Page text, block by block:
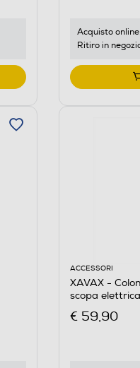
Acquisto online:
Ritiro in
ACCESSORI
XAVAX -
scopa
€ 59,90